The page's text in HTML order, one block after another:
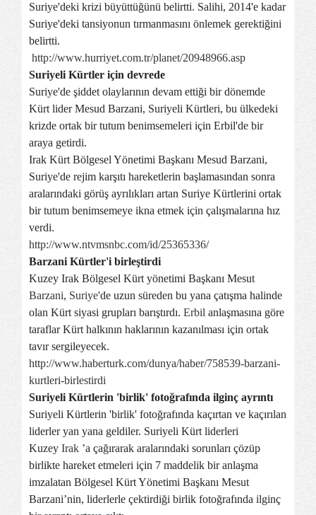
Suriye'deki krizi büyüttüğünü belirtti. Salihi, 2014'e kadar
Suriye'deki tansiyonun tırmanmasını önlemek gerektiğini
belirtti.
http://www.hurriyet.com.tr/planet/20948966.asp
Suriyeli Kürtler için devrede
Suriye'de şiddet olaylarının devam ettiği bir dönemde
Kürt lider Mesud Barzani, Suriyeli Kürtleri, bu ülkedeki
krizde ortak bir tutum benimsemeleri için Erbil'de bir
araya getirdi.
Irak Kürt Bölgesel Yönetimi Başkanı Mesud Barzani,
Suriye'de rejim karşıtı hareketlerin başlamasından sonra
aralarındaki görüş ayrılıkları artan Suriye Kürtlerini ortak
bir tutum benimsemeye ikna etmek için çalışmalarına hız
verdi.
http://www.ntvmsnbc.com/id/25365336/
Barzani Kürtler'i birleştirdi
Kuzey Irak Bölgesel Kürt yönetimi Başkanı Mesut
Barzani, Suriye'de uzun süreden bu yana çatışma halinde
olan Kürt siyasi grupları barıştırdı. Erbil anlaşmasına göre
taraflar Kürt halkının haklarının kazanılması için ortak
tavır sergileyecek.
http://www.haberturk.com/dunya/haber/758539-barzani-
kurtleri-birlestirdi
Suriyeli Kürtlerin 'birlik' fotoğrafında ilginç ayrıntı
Suriyeli Kürtlerin 'birlik' fotoğrafında kaçırtan ve kaçırılan
liderler yan yana geldiler. Suriyeli Kürt liderleri
Kuzey Irak ’a çağırarak aralarındaki sorunları çözüp
birlikte hareket etmeleri için 7 maddelik bir anlaşma
imzalatan Bölgesel Kürt Yönetimi Başkanı Mesut
Barzani’nin, liderlerle çektirdiği birlik fotoğrafında ilginç